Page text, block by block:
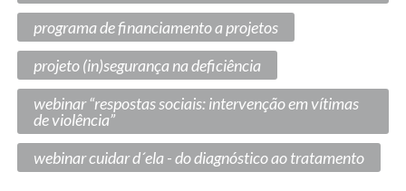
programa de financiamento a projetos
projeto (in)segurança na deficiência
webinar “respostas sociais: intervenção em vítimas
de violência”
webinar cuidar d´ela - do diagnóstico ao tratamento